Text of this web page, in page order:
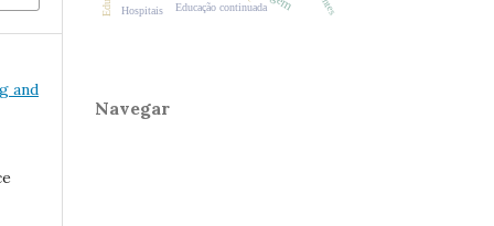
and
Educação continuada
Hospitais
Navegar